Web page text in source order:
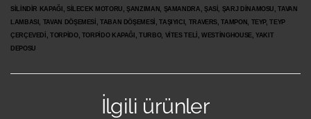
SİLİNDİR KAPAĞI, SİLECEK MOTORU, ŞANZIMAN, ŞAMANDRA, ŞASİ, ŞARJ DİNAMOSU, TAVAN
LAMBASI, TAVAN DÖŞEMESİ, TABAN DÖŞEMESİ, TAŞIYICI, TRAVERS, TAMPON, TEYP, TEYP
ÇERÇEVEDİ, TORPİDO, TORPİDO KAPAĞI, TURBO, VİTES TELİ, WESTİNGHOUSE, YAKIT
DEPOSU
İlgili ürünler